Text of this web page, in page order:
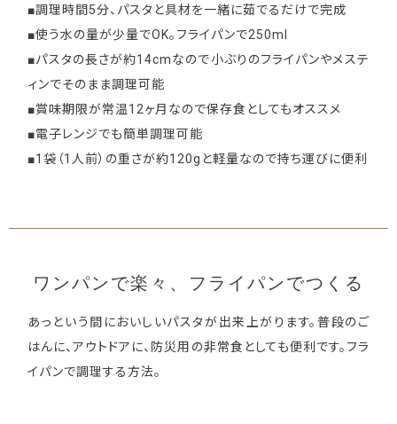
■調理時間5分、パスタと具材を一緒に茹でるだけで完成
■使う水の量が少量でOK。フライパンで250ml
■パスタの長さが約14cmなので小ぶりのフライパンやメステ
ィンでそのまま調理可能
■賞味期限が常温12ヶ月なので保存食としてもオススメ
■電子レンジでも簡単調理可能
■1袋（1人前）の重さが約120gと軽量なので持ち運びに便利
ワンパンで楽々、フライパンでつくる
あっという間においしいパスタが出来上がります。普段のご
はんに、アウトドアに、防災用の非常食としても便利です。フラ
イパンで調理する方法。